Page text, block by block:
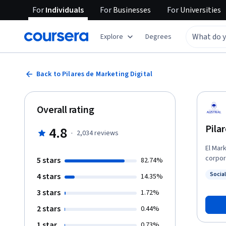
ForIndividuals ForBusinesses ForUniversities
Explore Degrees
Back to Pilares de Marketing Digital
El
Digital
Overall rating
4.8 · 2,034reviews
5 stars 82.74%
4 stars 14.35%
3 stars 1.72%
2 stars 0.44%